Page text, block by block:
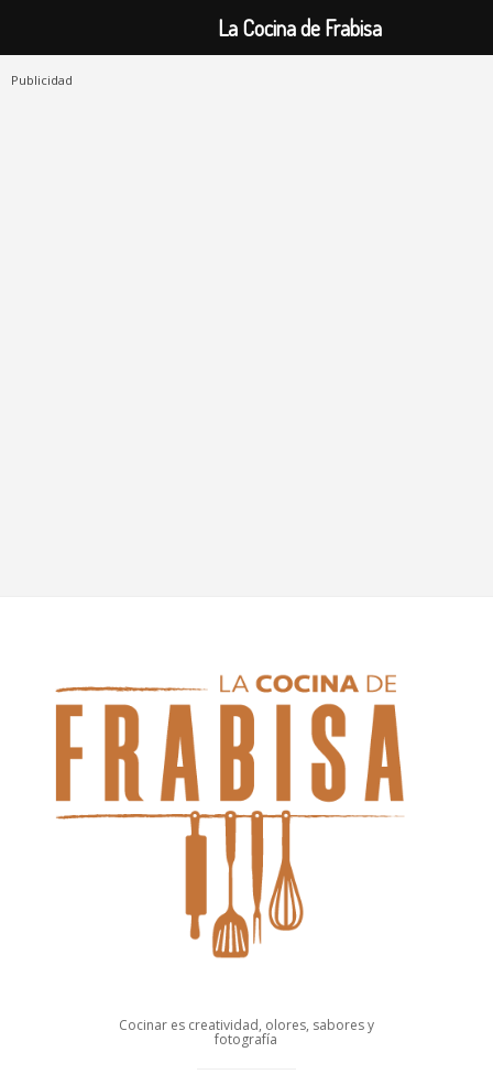
Publicidad
Cocinar es creatividad, olores, sabores y
fotografía
La Cocina de Frabisa